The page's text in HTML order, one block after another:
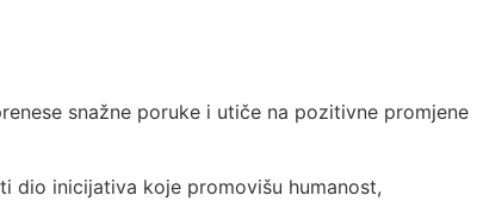
snažne poruke i utiče na pozitivne promjene
dio inicijativa koje promovišu humanost,